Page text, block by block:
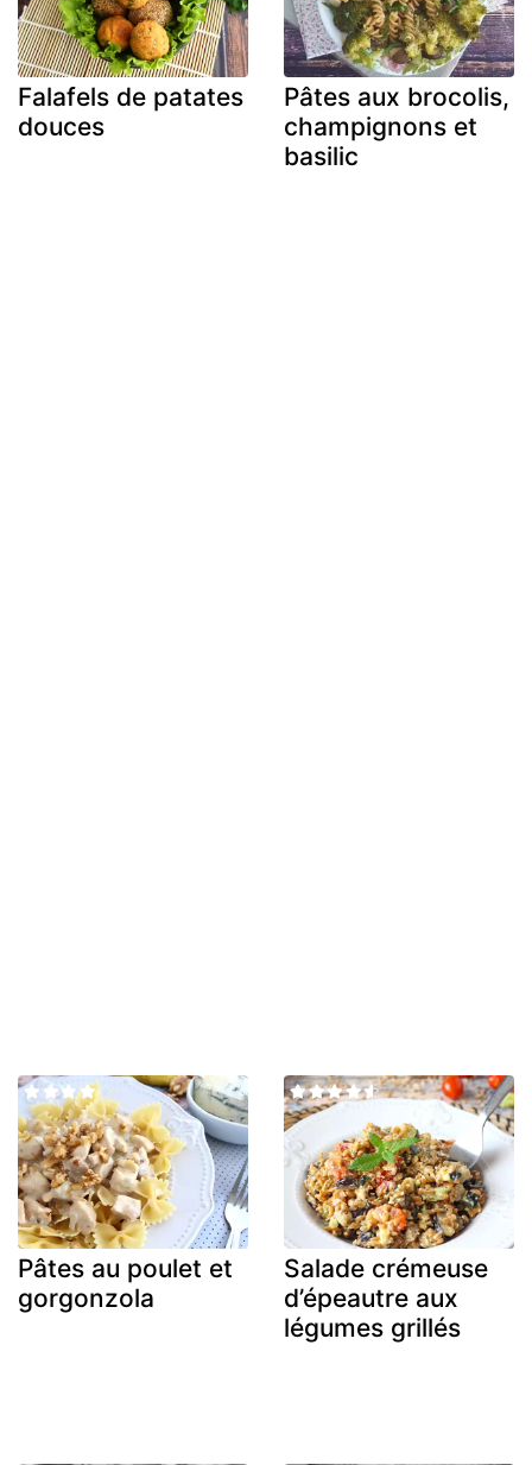
Falafels de patates
douces
Pâtes aux brocolis,
champignons et
basilic
Pâtes au poulet et
gorgonzola
Salade crémeuse
d’épeautre aux
légumes grillés